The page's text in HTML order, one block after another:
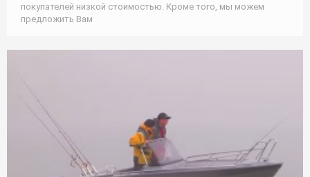
покупателей низкой стоимостью. Кроме того, мы можем
предложить Вам